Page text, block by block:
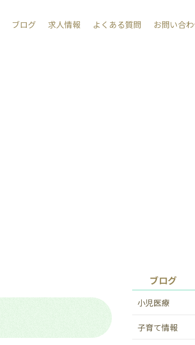
ブログ 求人情報 よくある質問 お問い合
ブログ
小児医療
子育て情報